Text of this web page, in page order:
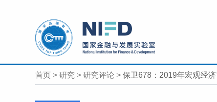
首页 > 研究 > 研究评论 > 保卫678：2019年宏观经